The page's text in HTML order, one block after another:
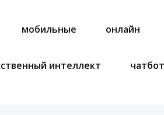
мобильные онлайн
интеллект